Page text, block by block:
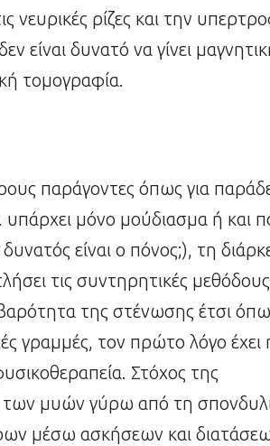
νευρικές ρίζες και την
είναι δυνατό να γίνει
τομογραφία.
παράγοντες όπως για
μόνο μούδιασμα ή και
είναι ο πόνος;), τη
τις συντηρητικές μεθόδους
της στένωσης έτσι
γραμμές, τον πρώτο λόγο έχει
Στόχος της
των μυών γύρω από τη
μέσω ασκήσεων και